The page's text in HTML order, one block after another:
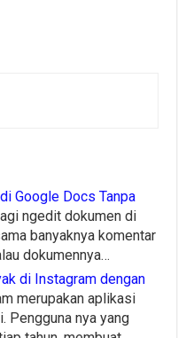
Google Docs Tanpa
ngedit dokumen di
banyaknya komentar
dokumennya…
di Instagram dengan
merupakan aplikasi
Pengguna nya yang